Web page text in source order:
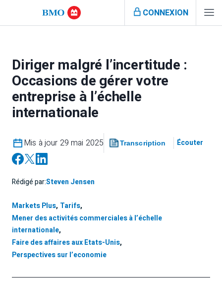
CONNEXION
Diriger malgré l’incertitude :
Occasions de gérer votre
entreprise à l’échelle
internationale
Mis à jour 29 mai 2025 Transcription Écouter
Rédigé par:Steven Jensen
Markets Plus, Tarifs,
Mener des activités commerciales à l’échelle
internationale,
Faire des affaires aux Etats-Unis,
Perspectives sur l’economie